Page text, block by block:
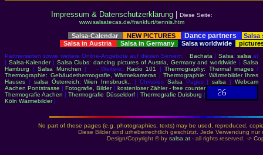
Impressum & Datenschutzerklärung| Diese Seite:
www.salsatecas.de/frankfurt/tennis.htm
Salsa-Calendar NEW PICTURES Dance partners
Salsa
Salsa in Austria
Salsa in Germany Salsa worldwide
Partnerseiten sowie weitere Online-Angebote auf diesen Servern: Bachata | Salsa:salsa .at
| Salsa-Kalender| Salsa Clubs: dancing pictures of Austria, Germany and worldwide |Salsa
Hamburg |Salsa München | - Weitere: Radio 101 |Thermography: Thermal images/
Thermographie: Gebäudethermografie, Wärmekameras | Thermographie: Wärmebilder Ihres
Hauses | salsa Österreich: Wien Innsbruck.. | Chrissies Salsa Pages |salsa |Webcam
Aachen Pontstrasse |Fotografie, Bilder| kostenloser Zähler - free counter
Thermografie Aachen |Thermografie Düsseldorf| Thermografie Duisburg |
Köln Wärmebilder|
No part of these pages (e.g. photographies, texts) may be used, reproduced,
Diese Bilder sind urheberrechtlich geschützt. Jede Verwendung
Design/Copyright © by salsa.at - all rights reserved. ->